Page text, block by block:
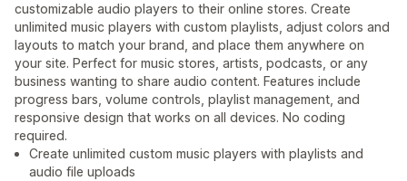
customizable audio players to their online stores. Create
unlimited music players with custom playlists, adjust colors and
layouts to match your brand, and place them anywhere on
your site. Perfect for music stores, artists, podcasts, or any
business wanting to share audio content. Features include
progress bars, volume controls, playlist management, and
responsive design that works on all devices. No coding
required.
Create unlimited custom music players with playlists and
audio file uploads